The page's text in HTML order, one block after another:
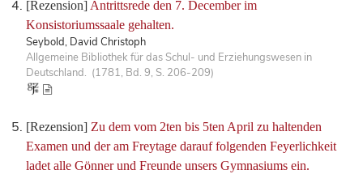
[Rezension] Antrittsrede den 7. December im
Konsistoriumssaale gehalten.
Seybold, David Christoph
Allgemeine Bibliothek für das Schul- und Erziehungswesen in
Deutschland. (1781, Bd. 9, S. 206-209)
[Rezension] Zu dem vom 2ten bis 5ten April zu haltenden
Examen und der am Freytage darauf folgenden Feyerlichkeit
ladet alle Gönner und Freunde unsers Gymnasiums ein.